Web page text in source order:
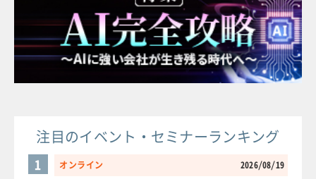
注目のイベント・セミナーランキング
オンライン 2026/08/19
1